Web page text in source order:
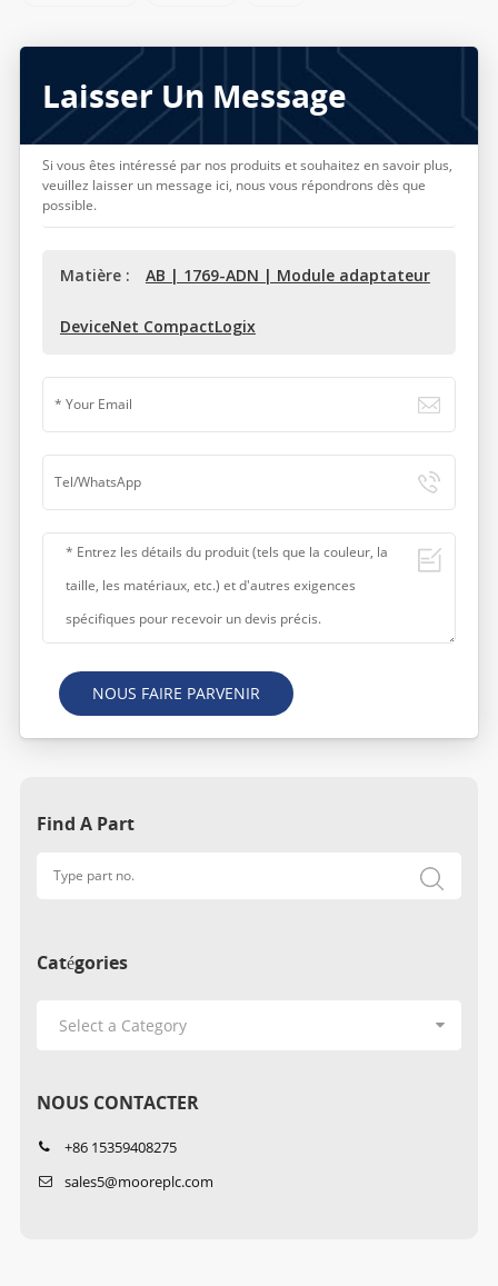
Laisser Un Message
Si vous êtes intéressé par nos produits et souhaitez en savoir plus,
veuillez laisser un message ici, nous vous répondrons dès que
possible.
Matière : AB | 1769-ADN | Module adaptateur
DeviceNet CompactLogix
NOUS FAIRE PARVENIR
Find A Part
Catégories
NOUS CONTACTER
+86 15359408275
sales5@mooreplc.com